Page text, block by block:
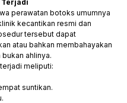
Terjadi
perawatan botoks umumnya
kecantikan resmi dan
tersebut dapat
atau bahkan membahayakan
ahlinya.
meliputi:
suntikan.